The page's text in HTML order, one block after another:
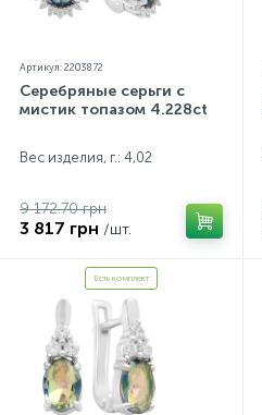
Артикул: 2203872
Серебряные серьги с
мистик топазом 4.228ct
Вес изделия, г.: 4,02
9 172.70 грн
3 817 грн /шт.
Есть комплект